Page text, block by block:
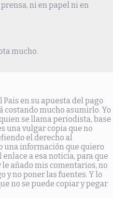
ni en papel ni en
mucho.
Pais en su apuesta del pago
costando mucho asumirlo. Yo
se llama periodista, base
una vulgar copia que no
el derecho al
una información que quiero
a esa noticia, para que
añado mis comentarios, no
y no poner las fuentes. Y lo
no se puede copiar y pegar